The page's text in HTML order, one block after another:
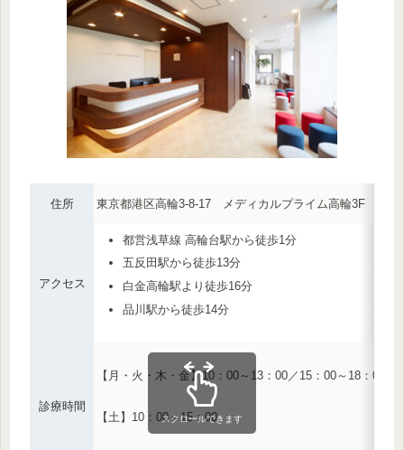
住所 東京都港区高輪3-8-17 メディカルプライム高輪3F
アクセス
都営浅草線 高輪台駅から徒歩1分
五反田駅から徒歩13分
白金高輪駅より徒歩16分
品川駅から徒歩14分
診療時間
【月・火・木・金】10：00～13：00／15：00～18：00
【土】10：00～15：00
スクロールできます